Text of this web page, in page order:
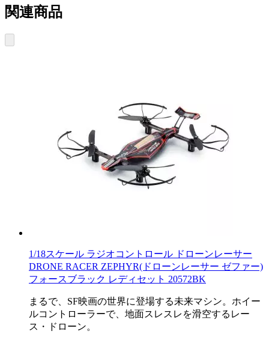
関連商品
1/18スケール ラジオコントロール ドローンレーサー
DRONE RACER ZEPHYR(ドローンレーサー ゼファー)
フォースブラック レディセット 20572BK
まるで、SF映画の世界に登場する未来マシン。ホイー
ルコントローラーで、地面スレスレを滑空するレー
ス・ドローン。